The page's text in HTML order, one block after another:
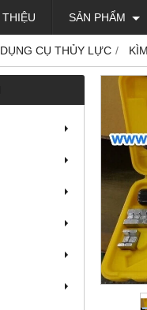
SẢN PHẨM
DỤNG CỤ THỦY LỰC